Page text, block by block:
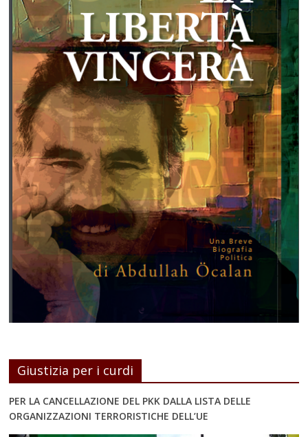
Giustizia per i curdi
PER LA CANCELLAZIONE DEL PKK DALLA LISTA DELLE
ORGANIZZAZIONI TERRORISTICHE DELL’UE